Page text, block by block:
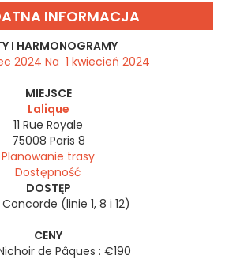
INFORMACJA
I HARMONOGRAMY
2024 Na 1 kwiecień 2024
MIEJSCE
Lalique
11 Rue Royale
75008 Paris 8
Planowanie trasy
Dostępność
DOSTĘP
(linie 1, 8 i 12)
CENY
de Pâques : €190